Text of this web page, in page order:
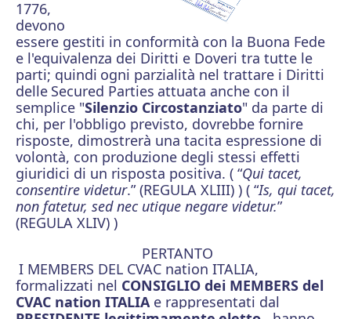
1776,
devono
essere gestiti in conformità con la Buona Fede
e l'equivalenza dei Diritti e Doveri tra tutte le
parti; quindi ogni parzialità nel trattare i Diritti
delle Secured Parties attuata anche con il
semplice "Silenzio Circostanziato" da parte di
chi, per l'obbligo previsto, dovrebbe fornire
risposte, dimostrerà una tacita espressione di
volontà, con produzione degli stessi effetti
giuridici di un risposta positiva. ( “Qui tacet,
consentire videtur.” (REGULA XLIII) ) ( “Is, qui tacet,
non fatetur, sed nec utique negare videtur.”
(REGULA XLIV) )
PERTANTO
I MEMBERS DEL CVAC nation ITALIA,
formalizzati nel CONSIGLIO dei MEMBERS del
CVAC nation ITALIA e rappresentati dal